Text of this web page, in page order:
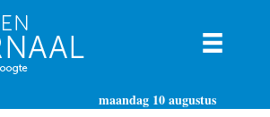
maandag 10 augustus